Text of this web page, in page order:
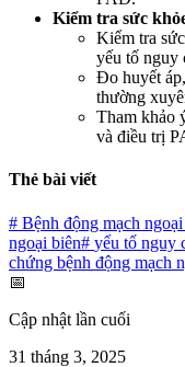
Kiểm tra sức
Kiểm tra
yếu tố nguy
Đo huyết
thường
Tham khảo
và điều trị
Thẻ bài viết
# Bệnh động mạch
ngoại biên# yếu tố nguy
chứng bệnh động mạch
📅
Cập nhật lần cuối
31 tháng 3, 2025